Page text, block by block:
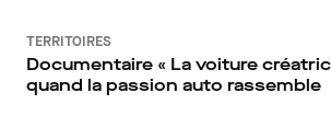
TERRITOIRES
Documentaire « La voiture
quand la passion auto rassemble